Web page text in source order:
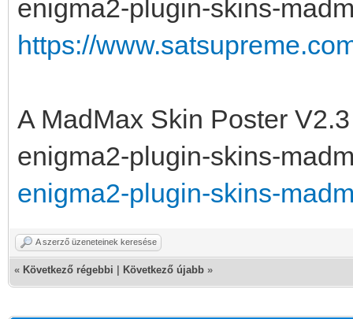
enigma2-plugin-skins-
https://
A MadMax Skin Poster V2.3
enigma2-plugin-skins-
enigma2-plugin-skins-
A szerző üzeneteinek keresése
« Következő régebbi Következő újabb »